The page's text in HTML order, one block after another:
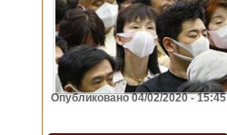
Опубликовано 04/02/2020 - 15:45